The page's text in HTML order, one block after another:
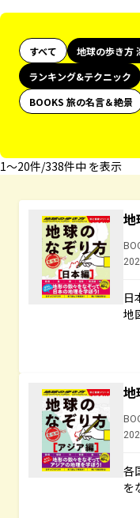
すべて 地球の歩き方
ランキング&テクニック
BOOKS 旅の名言＆絶景
1〜20件/338件中 を表示
日
地
各
を